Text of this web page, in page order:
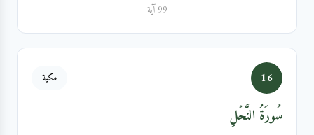
99 آية
16 مكية
سُورَةُ النَّحۡلِ